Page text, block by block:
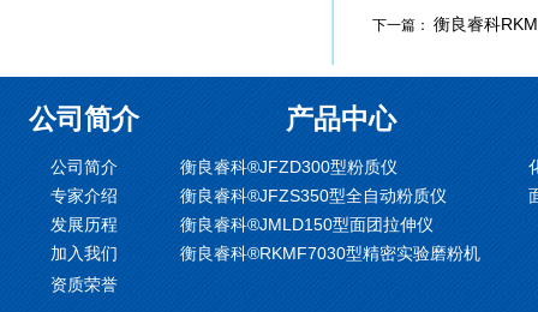
下一篇： 衡良睿科
公司简介
公司简介
专家介绍
发展历程
加入我们
资质荣誉
产品中心
衡良睿科®JFZD300型粉质仪
衡良睿科®JFZS350型全自动粉质仪
衡良睿科®JMLD150型面团拉伸仪
衡良睿科®RKMF7030型精密实验磨粉机